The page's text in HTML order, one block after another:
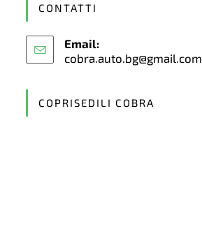
CONTATTI
Email:
cobra.auto.bg@gmail.com
COPRISEDILI COBRA